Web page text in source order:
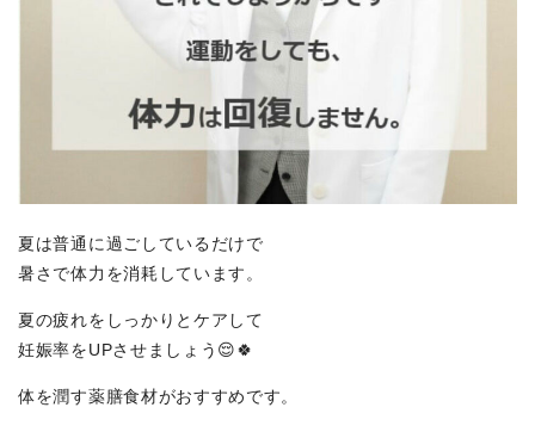
夏は普通に過ごしているだけで
暑さで体力を消耗しています。
夏の疲れをしっかりとケアして
妊娠率をUPさせましょう😌🍀
体を潤す薬膳食材がおすすめです。